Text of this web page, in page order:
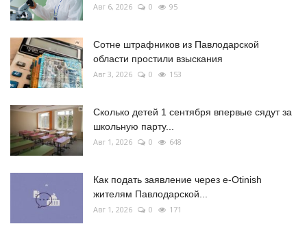
Авг 6, 2026 0 95
Сотне штрафников из Павлодарской
области простили взыскания
Авг 3, 2026 0 153
Сколько детей 1 сентября впервые сядут за
школьную парту...
Авг 1, 2026 0 648
Как подать заявление через e-Otinish
жителям Павлодарской...
Авг 1, 2026 0 171